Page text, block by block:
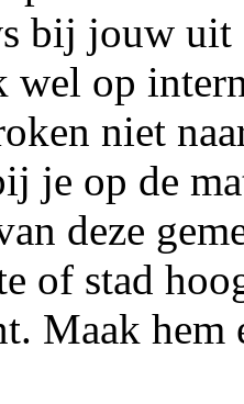
bij jouw uit
wel op
niet
je op de
deze
of stad
Maak hem